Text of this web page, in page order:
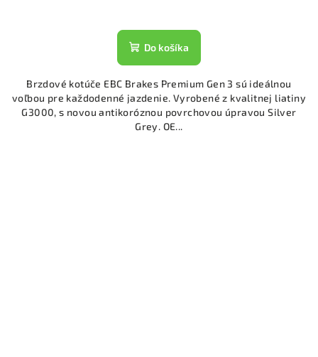
Do košíka
Brzdové kotúče EBC Brakes Premium Gen 3 sú ideálnou
voľbou pre každodenné jazdenie. Vyrobené z kvalitnej liatiny
G3000, s novou antikoróznou povrchovou úpravou Silver
Grey. OE...